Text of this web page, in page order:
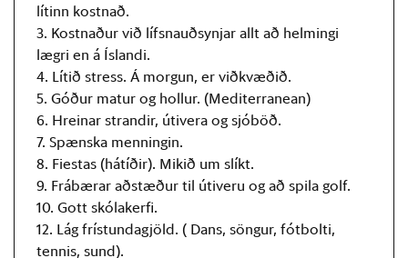
lítinn kostnað.
3. Kostnaður við lífsnauðsynjar allt að helmingi
lægri en á Íslandi.
4. Lítið stress. Á morgun, er viðkvæðið.
5. Góður matur og hollur. (Mediterranean)
6. Hreinar strandir, útivera og sjóböð.
7. Spænska menningin.
8. Fiestas (hátíðir). Mikið um slíkt.
9. Frábærar aðstæður til útiveru og að spila golf.
10. Gott skólakerfi.
12. Lág frístundagjöld. ( Dans, söngur, fótbolti,
tennis, sund).